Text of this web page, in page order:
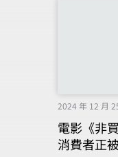
2024 年 12 月
電影《非
消費者正